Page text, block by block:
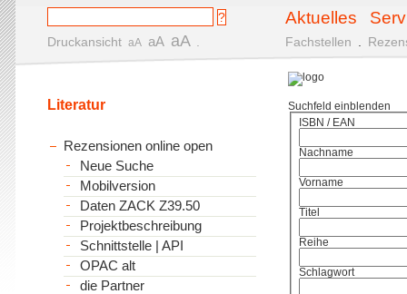
Aktuelles
Druckansicht aA aA aA Fachstellen
Suchfeld einblenden
ISBN / EAN
Nachname
Vorname
Titel
Reihe
Schlagwort
Literatur
Rezensionen online open
Neue Suche
Mobilversion
Daten ZACK Z39.50
Projektbeschreibung
Schnittstelle | API
OPAC alt
die Partner